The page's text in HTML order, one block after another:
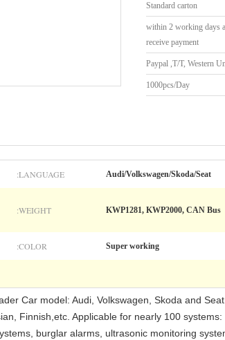
Standard carton
within 2 working days
receive payment
Paypal ,T/T, Western
1000pcs/Day
Audi/Volkswagen/Skoda/Seat
LANGUAGE:
KWP1281, KWP2000, CAN Bus
WEIGHT:
Super working
COLOR:
Car model: Audi, Volkswagen, Skoda and
Finnish,etc. Applicable for nearly 100
burglar alarms, ultrasonic monitoring